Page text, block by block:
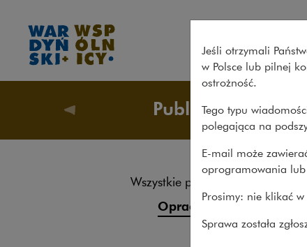
Na żądanie innego
Publikacje
Wszystkie publikacje
Opracowania
Roczniki
w
Jeśli otrzymali
w Polsce lub pilnej
ostrożność.
Tego typu
polegająca na
E-mail może
oprogramowania lub
Prosimy: nie klikać
Sprawa została